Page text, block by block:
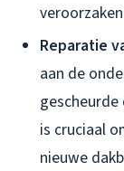
Reparatie
aan de
is cruciaal
nieuwe